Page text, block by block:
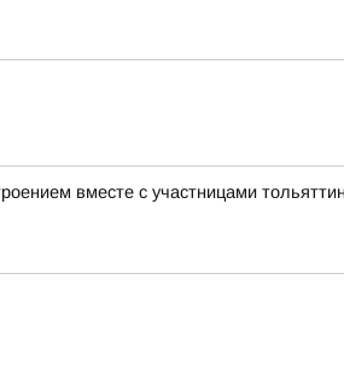
вместе с участницами